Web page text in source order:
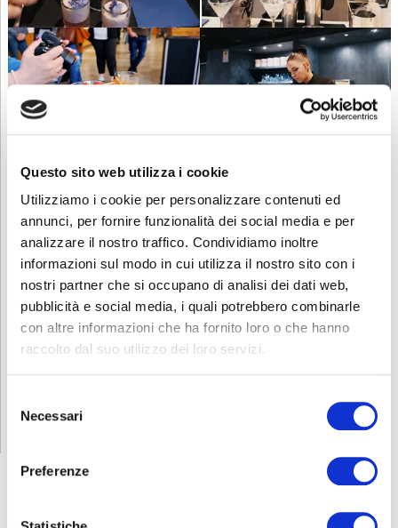
Questo sito web utilizza i cookie
Utilizziamo i cookie per personalizzare contenuti ed
annunci, per fornire funzionalità dei social media e per
analizzare il nostro traffico. Condividiamo inoltre
informazioni sul modo in cui utilizza il nostro sito con i
nostri partner che si occupano di analisi dei dati web,
pubblicità e social media, i quali potrebbero combinarle
con altre informazioni che ha fornito loro o che hanno
raccolto dal suo utilizzo dei loro servizi.
delNecessari
Preferenze
NEWS